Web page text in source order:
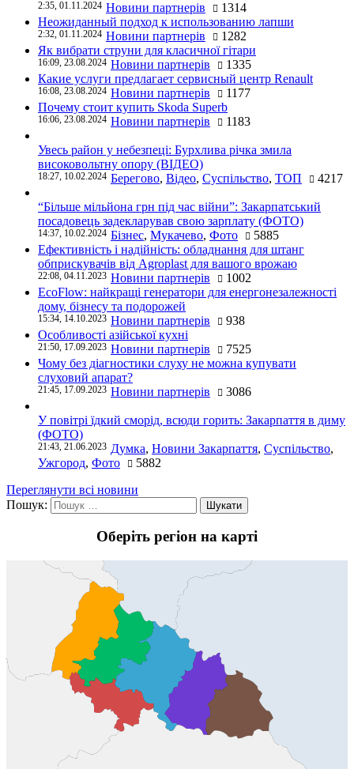
2:35, 01.11.2024 Новини партнерів
1314
Неожиданный подход к использованию лапши
2:32, 01.11.2024 Новини партнерів
1282
Як вибрати струни для класичної гітари
16:09, 23.08.2024 Новини партнерів
1335
Какие услуги предлагает сервисный центр Renault
16:08, 23.08.2024 Новини партнерів
1177
Почему стоит купить Skoda Superb
16:06, 23.08.2024 Новини партнерів 1183
Увесь район у небезпеці: Бурхлива річка змила
високовольтну опору (ВІДЕО)
18:27, 10.02.2024 Берегово, Відео, Суспільство, ТОП 4217
“Більше мільйона грн під час війни”: Закарпатський
посадовець задекларував свою зарплату (ФОТО)
14:37, 10.02.2024 Бізнес, Мукачево, Фото
5885
Ефективність і надійність: обладнання для штанг
обприскувачів від Agroplast для вашого врожаю
22:08, 04.11.2023 Новини партнерів
1002
EcoFlow: найкращі генератори для енергонезалежності
дому, бізнесу та подорожей
15:34, 14.10.2023 Новини партнерів
938
Особливості азійської кухні
21:50, 17.09.2023 Новини партнерів
7525
Чому без діагностики слуху не можна купувати
слуховий апарат?
21:45, 17.09.2023 Новини партнерів 3086
У повітрі їдкий сморід, всюди горить: Закарпаття в диму
(ФОТО)
21:43, 21.06.2023 Думка, Новини Закарпаття, Суспільство,
Ужгород, Фото
5882
Переглянути всі новини
Пошук:
Оберіть регіон на карті